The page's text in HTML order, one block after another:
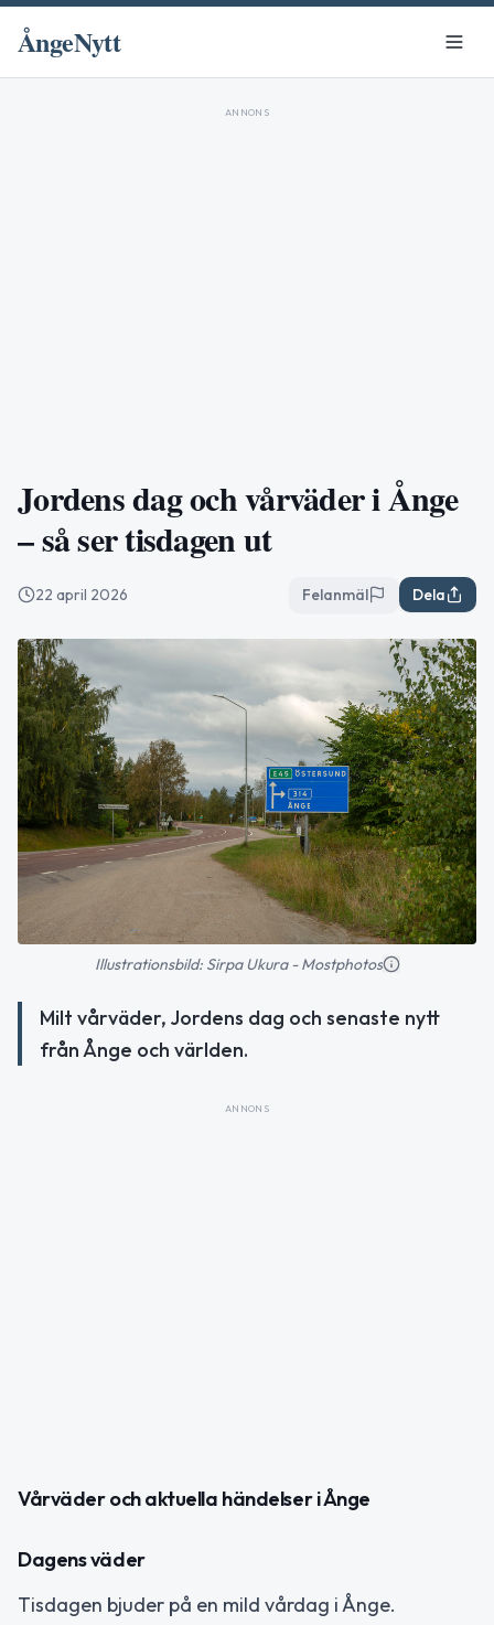
ÅngeNytt
ANNONS
Jordens dag och vårväder i Ånge
– så ser tisdagen ut
22 april 2026 Felanmäl Dela
Illustrationsbild: Sirpa Ukura - Mostphotos
Milt vårväder, Jordens dag och senaste nytt
från Ånge och världen.
ANNONS
Vårväder och aktuella händelser i Ånge
Dagens väder
Tisdagen bjuder på en mild vårdag i Ånge.